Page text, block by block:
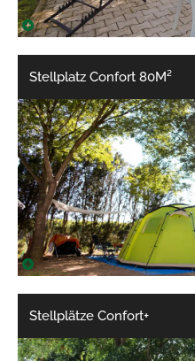
Stellplatz Confort 80M²
Stellplätze Confort+